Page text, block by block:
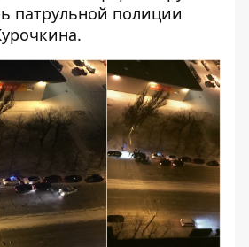
патрульной полиции